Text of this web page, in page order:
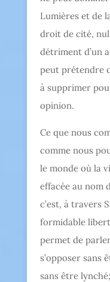
Lumières et de
droit de cité, nul
détriment d’un
peut prétendre
à supprimer
opinion.
Ce que nous
comme nous
le monde où la
effacée au nom
c’est, à travers
formidable
permet de
s’opposer sans
sans être